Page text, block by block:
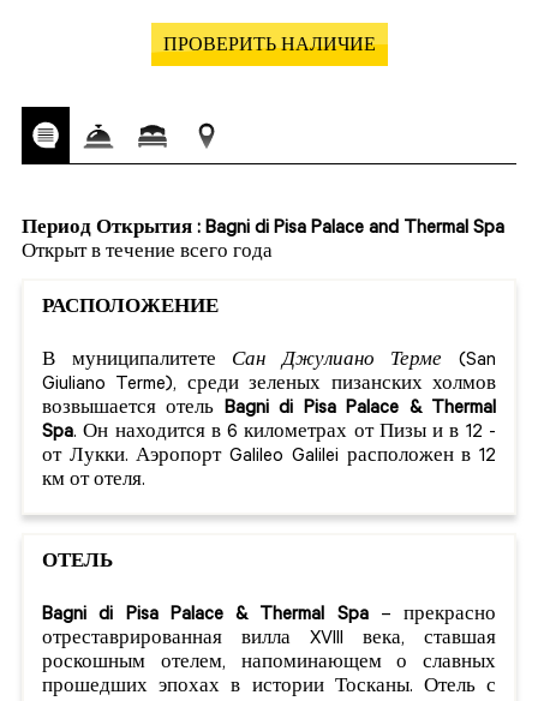
ПРОВЕРИТЬ НАЛИЧИЕ
Период Открытия : Bagni di Pisa Palace and Thermal Spa
Открыт в течение всего года
РАСПОЛОЖЕНИЕ
В муниципалитете Сан Джулиано Терме (San
Giuliano Terme), среди зеленых пизанских холмов
возвышается отель Bagni di Pisa Palace & Thermal
Spa. Он находится в 6 километрах от Пизы и в 12 -
от Лукки. Аэропорт Galileo Galilei расположен в 12
км от отеля.
ОТЕЛЬ
Bagni di Pisa Palace & Thermal Spa– прекрасно
отреставрированная вилла XVIII века, ставшая
роскошным отелем, напоминающем о славных
прошедших эпохах в истории Тосканы. Отель с